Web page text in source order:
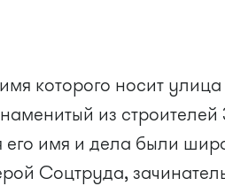
которого носит
из строителей
его имя и дела были
Соцтруда,